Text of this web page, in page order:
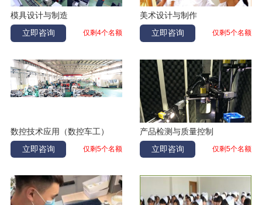
模具设计与制造
立即咨询
仅剩4个名额
美术设计与制作
立即咨询
仅剩5个名额
数控技术应用（数控车工）
立即咨询
仅剩5个名额
产品检测与质量控制
立即咨询
仅剩5个名额
刘伟 酒店管理 吉林白城
李学通
康悦
张庆辉 数控加工 黑龙江齐齐哈尔
郭彦婷 幼儿教育 辽宁大连
吉林延吉
辽宁大连
孙嘉阳
霍紫建
王海垒 汽修 吉林白山
张家伟 数控 辽宁大连